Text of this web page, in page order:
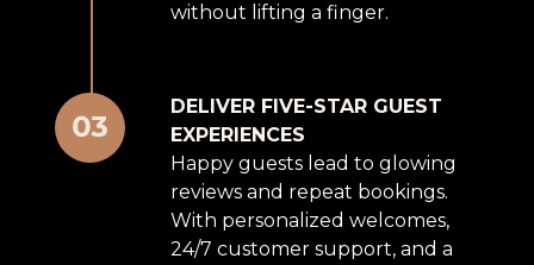
without lifting a finger.
DELIVER FIVE-STAR GUEST
EXPERIENCES
Happy guests lead to glowing
reviews and repeat bookings.
With personalized welcomes,
24/7 customer support, and a